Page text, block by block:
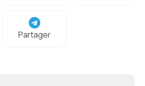
Partager